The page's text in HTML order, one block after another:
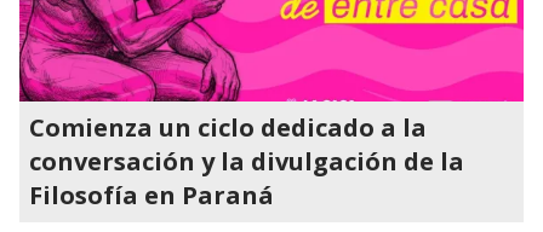
Comienza un ciclo dedicado a la
conversación y la divulgación de la
Filosofía en Paraná